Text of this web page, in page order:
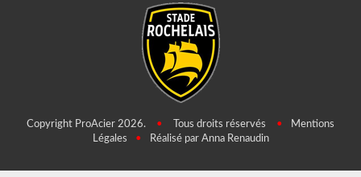
Copyright ProAcier 2026. • Tous droits réservés •
Mentions
Légales
• Réalisé par Anna Renaudin